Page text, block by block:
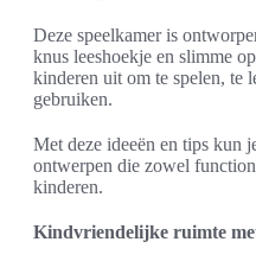
Deze speelkamer is
knus leeshoekje en slimme
kinderen uit om te spelen, te
gebruiken.
Met deze ideeën en tips kun
ontwerpen die zowel
kinderen.
Kindvriendelijke ruimte